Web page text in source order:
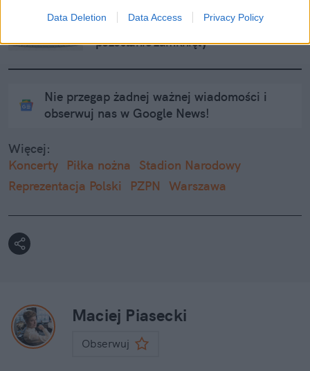
Data Deletion Data Access Privacy Policy
Ruszył montaż bypassu na Stadionie
Narodowym, ale po nim obiekt...
pozostanie zamknięty
Nie przegap żadnej ważnej wiadomości i
obserwuj nas w Google News!
Więcej:
Koncerty
Piłka nożna
Stadion Narodowy
Reprezentacja Polski
PZPN Warszawa
Maciej Piasecki
Obserwuj